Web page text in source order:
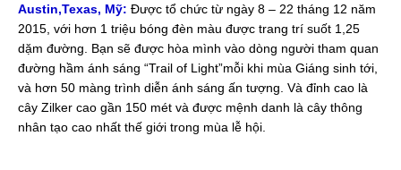
Austin,Texas, Mỹ: Được tổ chức từ ngày 8 – 22 tháng 12 năm
2015, với hơn 1 triệu bóng đèn màu được trang trí suốt 1,25
dặm đường. Bạn sẽ được hòa mình vào dòng người tham quan
đường hầm ánh sáng “Trail of Light”mỗi khi mùa Giáng sinh tới,
và hơn 50 màng trình diễn ánh sáng ấn tượng. Và đỉnh cao là
cây Zilker cao gần 150 mét và được mệnh danh là cây thông
nhân tạo cao nhất thế giới trong mùa lễ hội.